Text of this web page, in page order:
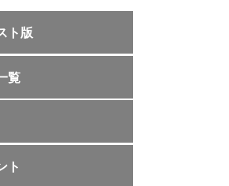
ト版
覧
ト